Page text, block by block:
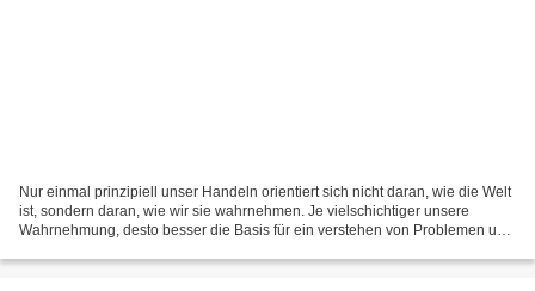
Nur einmal prinzipiell unser Handeln orientiert sich nicht daran, wie die Welt
ist, sondern daran, wie wir sie wahrnehmen. Je vielschichtiger unsere
Wahrnehmung, desto besser die Basis für ein verstehen von Problemen und